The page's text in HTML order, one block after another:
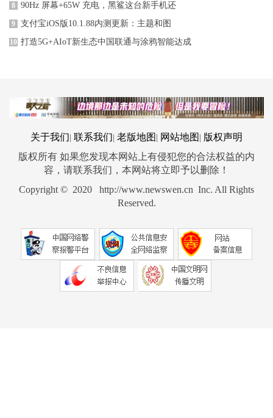
8 90Hz 屏幕+65W 充电，黑鲨这台新手机还
9 支付宝iOS版10.1.88内测更新：主题和图
10 打造5G+AIoT新生态中国联通与涂鸦智能达成
关于我们| 联系我们| 老版地图 | 网站地图 | 版权声明
版权所有 如果您发现本网站上有侵犯您的合法权益的内
容，请联系我们，本网站将立即予以删除！
Copyright © 2020 http://www.newswen.cn Inc. All Rights
Reserved.